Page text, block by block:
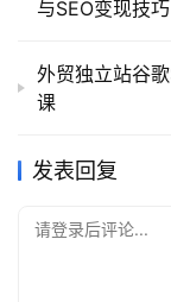
与SEO变现技巧
外贸独立站谷
课
发表回复
请登录后评论...